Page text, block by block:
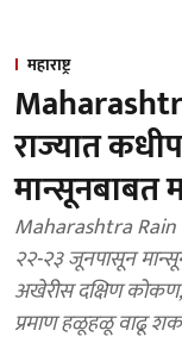
महाराष्ट्र
राज्यात
मान्सूनबाबत
Maharashtra Rain
२२-२३ जूनपासून
अखेरीस दक्षिण कोकण,
प्रमाण हळूहळू वाढू